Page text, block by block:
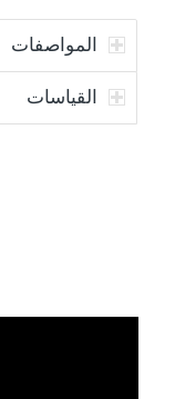
المواصفات
القياسات